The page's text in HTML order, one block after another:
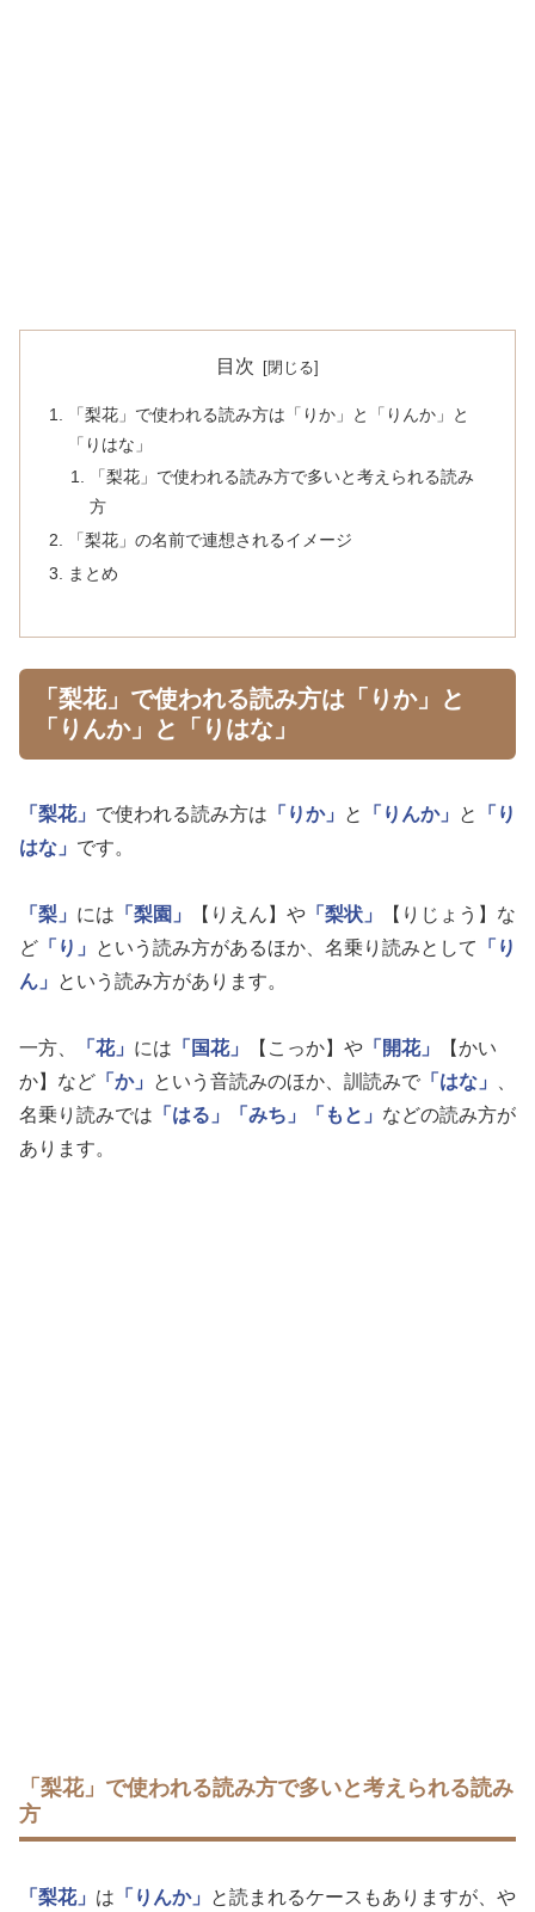
目次
「梨花」で使われる読み方は「りか」と「りんか」と
「りはな」
「梨花」で使われる読み方で多いと考えられる読み
方
「梨花」の名前で連想されるイメージ
まとめ
「梨花」で使われる読み方は「りか」と
「りんか」と「りはな」
「梨花」 で使われる読み方は 「りか」 と 「りんか」 と
「り
はな」 です。
「梨」 には 「梨園」 【りえん】や 「梨状」
【りじょう】な
ど 「り」 という読み方があるほか、名乗り読みとして
「り
ん」
という読み方があります。
一方、 「花」 には 「国花」 【こっか】や 「開花」
【かい
か】など 「か」 という音読みのほか、訓読みで 「はな」
名乗り読みでは 「はる」 「みち」 「もと」 などの読み方が
あります。
「梨花」で使われる読み方で多いと考えられる読み
方
「梨花」 は 「りんか」 と読まれるケースもありますが、や